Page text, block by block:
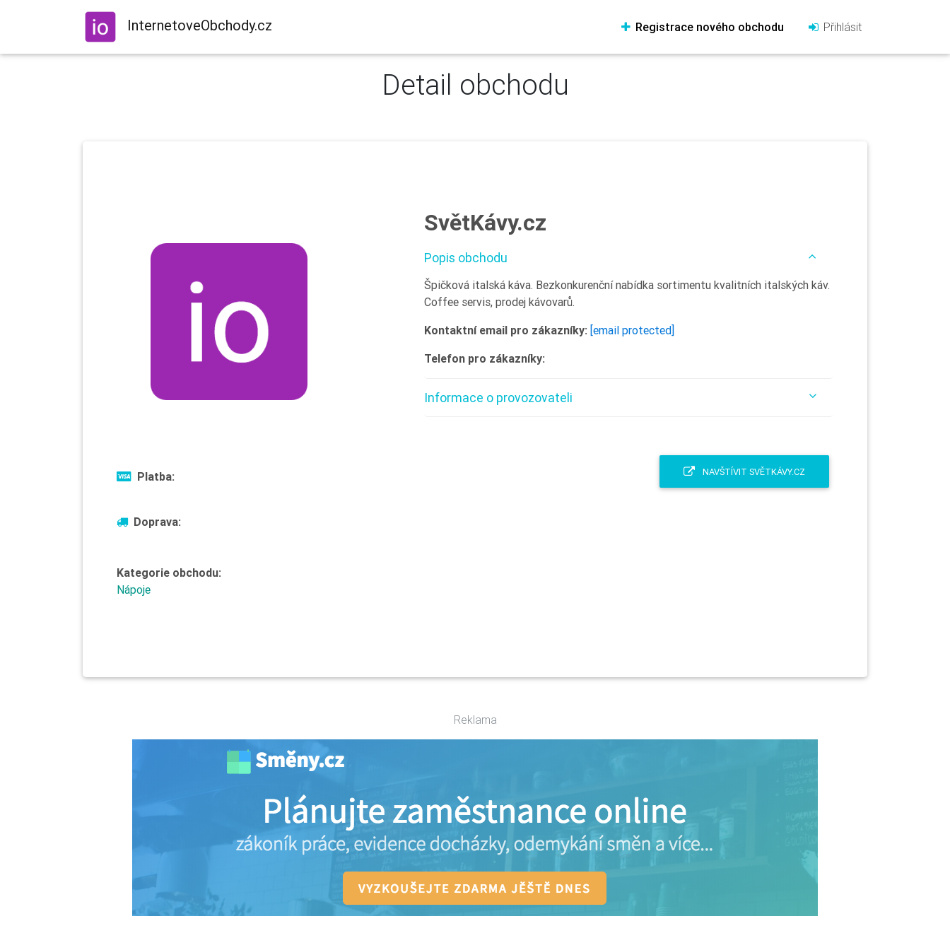
InternetoveObchody.cz Registrace nového obchodu Přihlásit
Detail obchodu
Platba:
Doprava:
Kategorie obchodu:
Nápoje
SvětKávy.cz
Popis obchodu
Špičková italská káva. Bezkonkurenční nabídka sortimentu kvalitních italských káv.
Coffee servis, prodej kávovarů.
Kontaktní email pro zákazníky: [email protected]
Telefon pro zákazníky:
Informace o provozovateli
NAVŠTÍVIT SVĚTKÁVY.CZ
Reklama